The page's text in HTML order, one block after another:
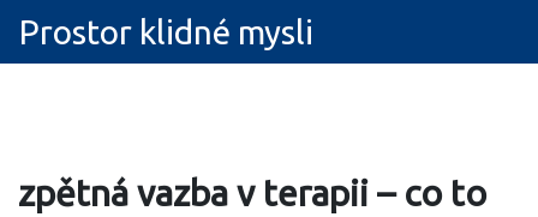
Prostor klidné mysli
zpětná vazba v terapii – co to